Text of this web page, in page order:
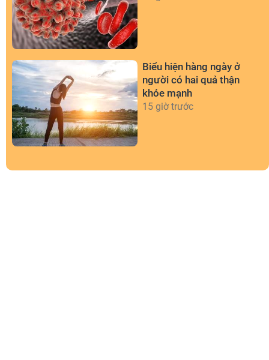
Biểu hiện hàng ngày ở
người có hai quả thận
khỏe mạnh
15 giờ trước